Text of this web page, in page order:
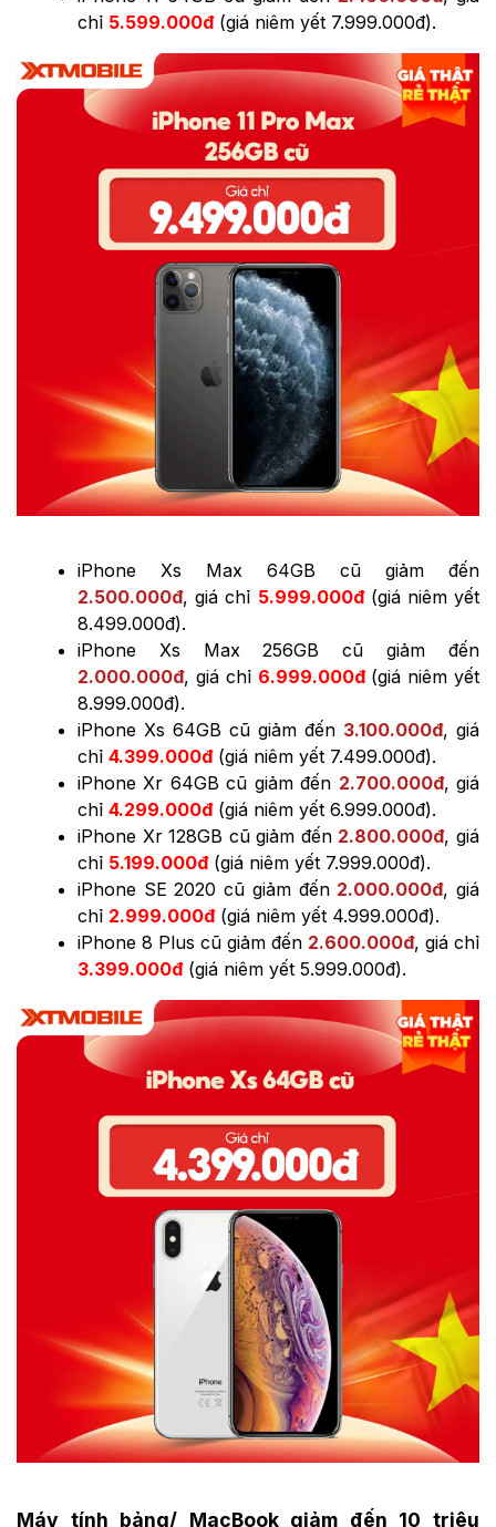
chỉ 5.599.000đ(giá niêm yết 7.999.000đ).
iPhone Xs Max 64GB cũ giảm đến
2.500.000đ, giá chỉ 5.999.000đ(giá niêm yết
8.499.000đ).
iPhone Xs Max 256GB cũ giảm đến
2.000.000đ, giá chỉ 6.999.000đ(giá niêm yết
8.999.000đ).
iPhone Xs 64GB cũ giảm đến 3.100.000đ, giá
chỉ 4.399.000đ(giá niêm yết 7.499.000đ).
iPhone Xr 64GB cũ giảm đến 2.700.000đ, giá
chỉ 4.299.000đ(giá niêm yết 6.999.000đ).
iPhone Xr 128GB cũ giảm đến 2.800.000đ, giá
chỉ 5.199.000đ(giá niêm yết 7.999.000đ).
iPhone SE 2020 cũ giảm đến 2.000.000đ, giá
chỉ 2.999.000đ(giá niêm yết 4.999.000đ).
iPhone 8 Plus cũ giảm đến 2.600.000đ, giá chỉ
3.399.000đ(giá niêm yết 5.999.000đ).
Máy tính bảng/ MacBook giảm đến 10 triệu